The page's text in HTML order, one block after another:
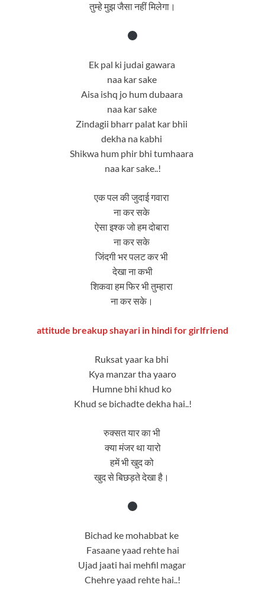
तुम्हे मुझ जैसा नहीं मिलेगा।
Ek pal ki judai gawara
naa kar sake
Aisa ishq jo hum dubaara
naa kar sake
Zindagii bharr palat kar bhii
dekha na kabhi
Shikwa hum phir bhi tumhaara
naa kar sake..!
एक पल की जुदाई गवारा
ना कर सके
ऐसा इश्क जो हम दोबारा
ना कर सके
जिंदगी भर पलट कर भी
देखा ना कभी
शिकवा हम फिर भी तुम्हारा
ना कर सके।
attitude breakup shayari in hindi for girlfriend
Ruksat yaar ka bhi
Kya manzar tha yaaro
Humne bhi khud ko
Khud se bichadte dekha hai..!
रुक्सत यार का भी
क्या मंजर था यारो
हमें भी खुद को
खुद से बिछड़ते देखा है।
Bichad ke mohabbat ke
Fasaane yaad rehte hai
Ujad jaati hai mehfil magar
Chehre yaad rehte hai..!